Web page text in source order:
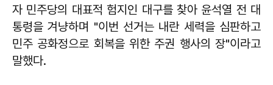
자 민주당의 대표적 험지인 대구를 찾아 윤석열 전 대
통령을 겨냥하며 "이번 선거는 내란 세력을 심판하고
민주 공화정으로 회복을 위한 주권 행사의 장"이라고
말했다.